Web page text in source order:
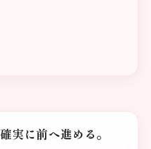
実に前へ進める。